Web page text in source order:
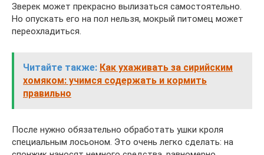
Зверек может прекрасно вылизаться самостоятельно.
Но опускать его на пол нельзя, мокрый питомец может
переохладиться.
Читайте также: Как ухаживать за сирийским
хомяком: учимся содержать и кормить
правильно
После нужно обязательно обработать ушки кроля
специальным лосьоном. Это очень легко сделать: на